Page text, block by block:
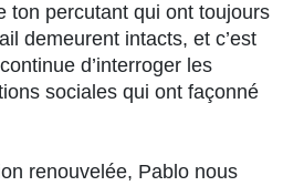
ton percutant qui ont toujours
demeurent intacts, et c’est
d’interroger les
sociales qui ont façonné
renouvelée, Pablo nous